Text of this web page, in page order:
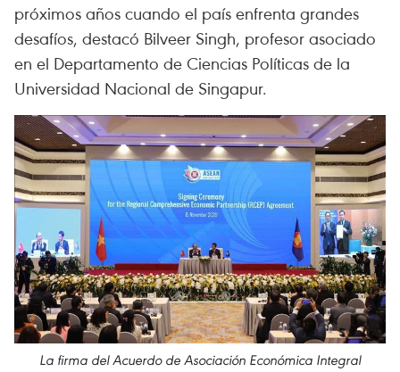
próximos años cuando el país enfrenta grandes
desafíos, destacó Bilveer Singh, profesor asociado
en el Departamento de Ciencias Políticas de la
Universidad Nacional de Singapur.
La firma del Acuerdo de Asociación Económica Integral